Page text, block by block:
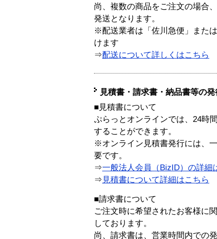
尚、複数の商品をご注文の場合
発送となります。
※配送業者は「佐川急便」また
けます
⇒配送について詳しくはこちら
見積書・請求書・納品書等の
■見積書について
ぷらっとオンラインでは、24時
することができます。
※オンライン見積書発行には、
要です。
⇒一般法人会員（BizID）の詳細
⇒ 見積書について詳細はこちら
■請求書について
ご注文時に希望されたお客様に
しております。
尚、請求書は、営業時間内での